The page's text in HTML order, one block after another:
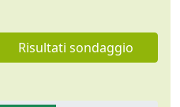
Risultati sondaggio